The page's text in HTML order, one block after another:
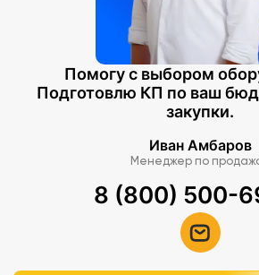
Помогу с выбором
Подготовлю КП по ваш
закупки.
Иван Амбаров
Менеджер по
8 (800) 500-